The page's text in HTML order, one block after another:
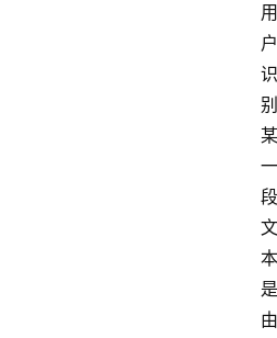
用
户
识
别
某
一
段
文
本
是
由